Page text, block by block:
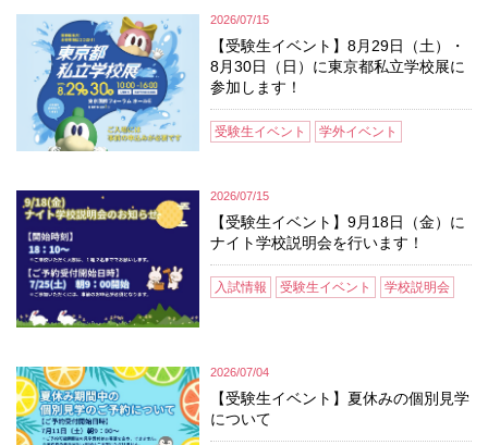
2026/07/15
【受験生イベント】8月29日（土）・
8月30日（日）に東京都私立学校展に
参加します！
受験生イベント 学外イベント
2026/07/15
【受験生イベント】9月18日（金）に
ナイト学校説明会を行います！
入試情報 受験生イベント 学校説明会
2026/07/04
【受験生イベント】夏休みの個別見学
について